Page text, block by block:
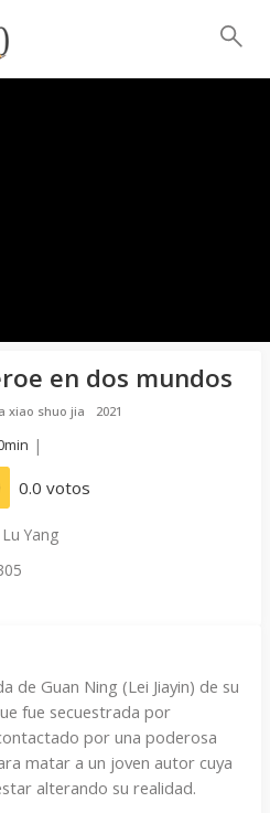
en dos mundos
xiao shuo jia 2021
|
0.0 votos
Lu Yang
de Guan Ning (Lei Jiayin) de su
fue secuestrada por
por una poderosa
matar a un joven autor cuya
alterando su realidad.